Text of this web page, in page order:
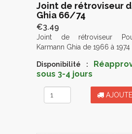
Joint de rétroviseur
Ghia 66/74
€3.49
Joint de rétroviseur
Karmann Ghia de 1966 à 1974
Disponibilité :
sous 3-4 jours